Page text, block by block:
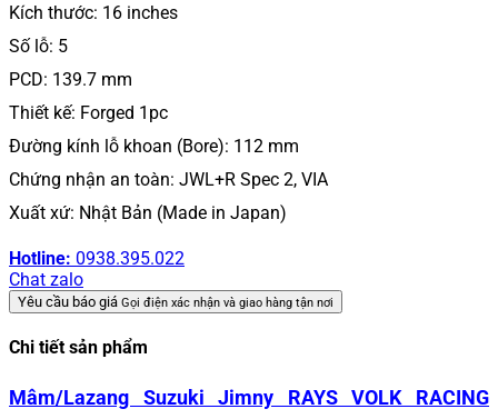
Kích thước: 16 inches
Số lỗ: 5
PCD: 139.7 mm
Thiết kế: Forged 1pc
Đường kính lỗ khoan (Bore): 112 mm
Chứng nhận an toàn: JWL+R Spec 2, VIA
Xuất xứ: Nhật Bản (Made in Japan)
Hotline: 0938.395.022
Chat zalo
Yêu cầu báo giá Gọi điện xác nhận và giao hàng tận nơi
Chi tiết sản phẩm
Mâm/Lazang Suzuki Jimny RAYS VOLK RACING